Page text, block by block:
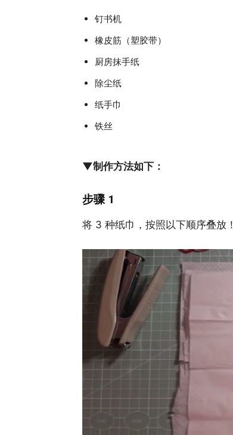
钉书机
橡皮筋（塑胶带）
厨房抹手纸
除尘纸
纸手巾
铁丝
▼制作方法如下：
步骤 1
将 3 种纸巾，按照以下顺序叠放！